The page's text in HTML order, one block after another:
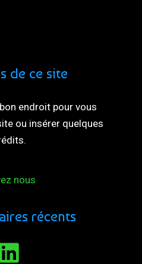
de ce site
endroit pour vous
ou insérer quelques
nous
récents